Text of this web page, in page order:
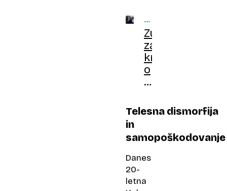
DIGITALNA
ZASVOJENOST
Zuckerberg
zavrnil
kritike
o
povzročanju
od
družbenih
medijev
Telesna dismorfija
in
samopoškodovanje
Danes
20-
letna